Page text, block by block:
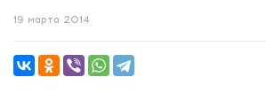
19 марта 2014